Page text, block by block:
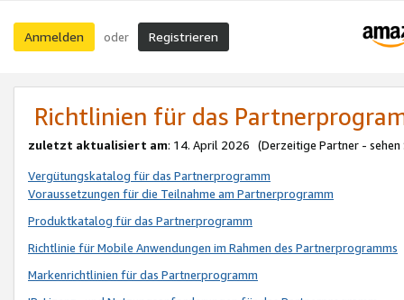
Anmelden oder Registrieren
Richtlinien für das
zuletzt aktualisiert am: 14. April 2026 (Derzeitige Partner - sehen
Vergütungskatalog für das Partnerprogramm
Voraussetzungen für die Teilnahme am Partnerprogramm
Produktkatalog für das Partnerprogramm
Richtlinie für Mobile Anwendungen im Rahmen des Partnerprogramms
Markenrichtlinien für das Partnerprogramm